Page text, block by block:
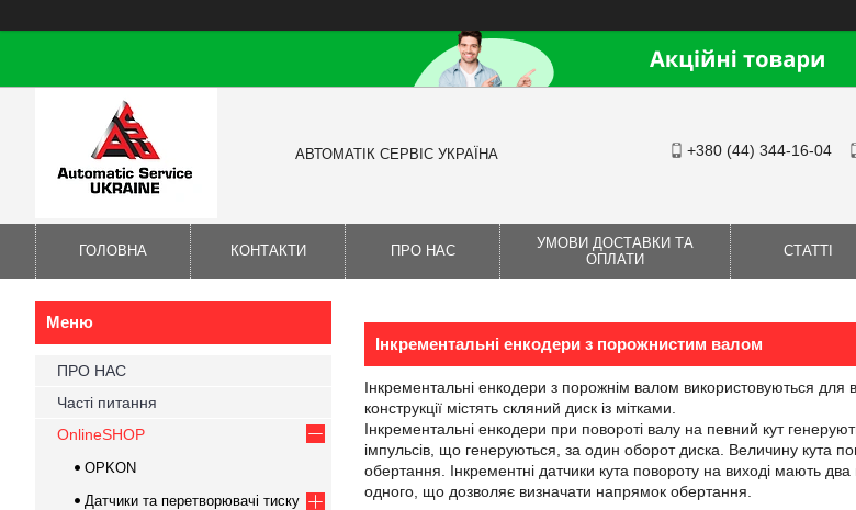
АВТОМАТІК СЕРВІС УКРАЇНА +380 (44) 344-16-04
ГОЛОВНА КОНТАКТИ ПРО НАС
УМОВИ ДОСТАВКИ ТА
ОПЛАТИ
СТАТТІ
Інкрементальні енкодери з порожнистим валом
Інкрементальні енкодери з порожнім валом використовуються
конструкції містять скляний диск із мітками.
Інкрементальні енкодери при повороті валу на певний кут
імпульсів, що генеруються, за один оборот диска. Величину кута
обертання. Інкрементні датчики кута повороту на виході мають два
одного, що дозволяє визначати напрямок обертання.
ПРО НАС
Часті питання
OnlineSHOP
OPKON
Датчики та перетворювачі тиску